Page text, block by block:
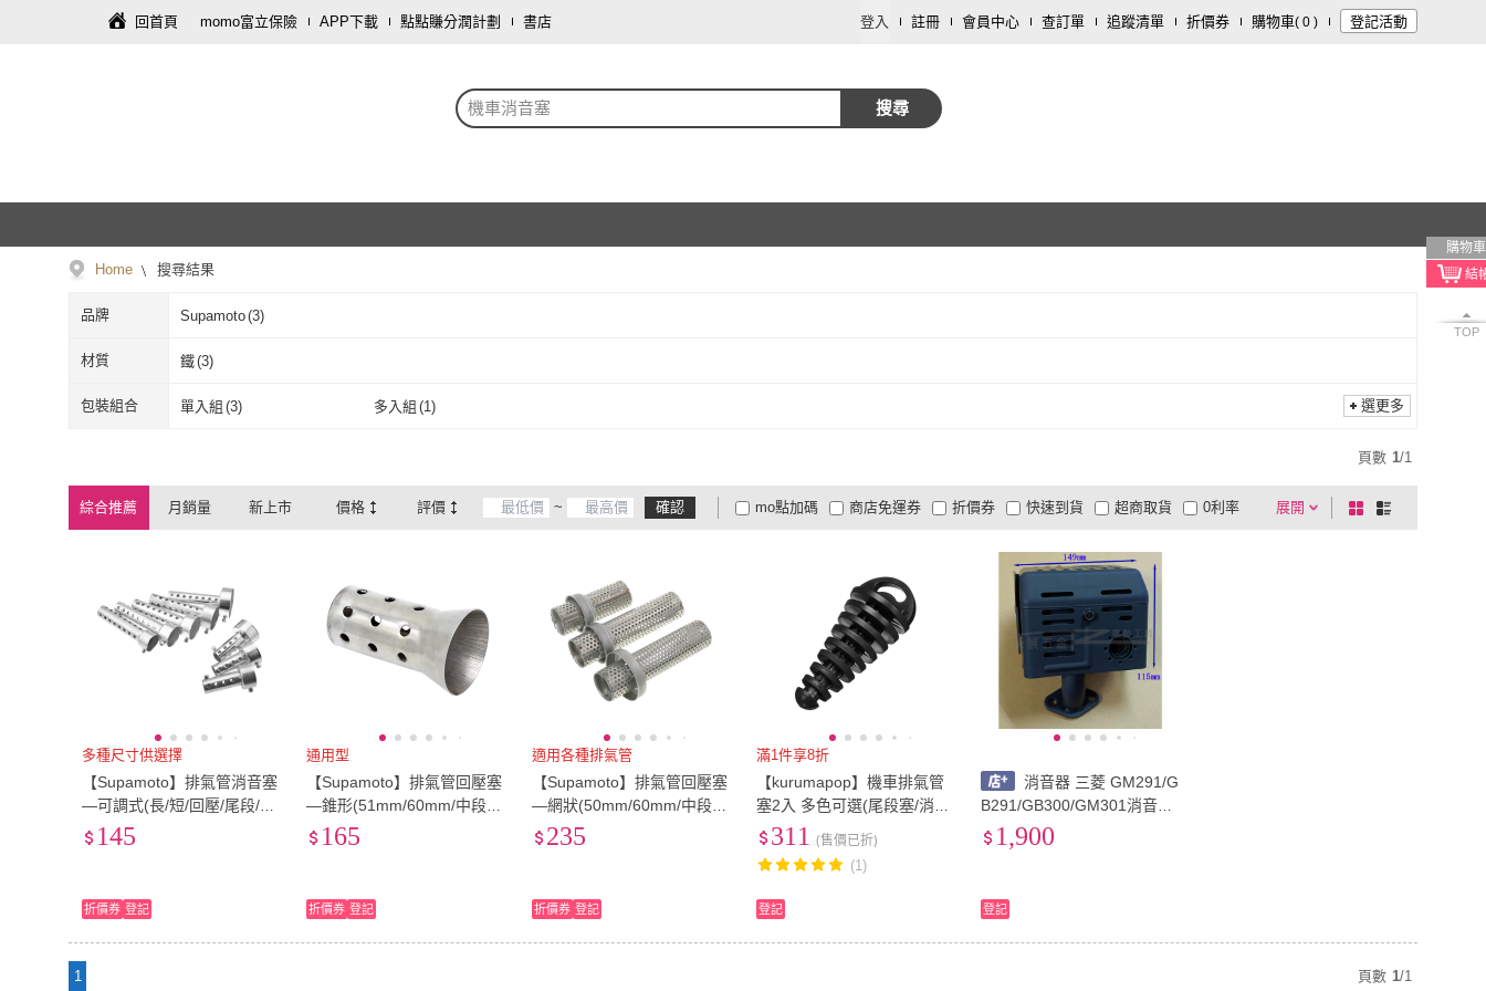
回首頁 momo富立保險 APP下載 點點賺分潤計劃 書店 登入 註冊 會員中心 查訂單 追蹤清單 折價券 購物車( 0 ) 登記活動
機車消音塞 搜尋
購物車
TOP
Home 搜尋結果
品牌 Supamoto(3)
Supamoto
材質 鐵(3)
鐵(3)
包裝組合 單入組 (3) 多入組 (1) 選更多
頁數 1/1
綜合推薦 月銷量 新上市 價格 評價 ~ 確認 展開
折價券
有影片
商品有量 電視購物
mo點加碼 快速到貨 超商取貨
大家電安心配
大家電快配
商店免運券 0利率
貨到付款 超商付款
5
及以上 1 及以上
棋
盤
列
多種尺寸供選擇
【Supamoto】排氣管消音塞
—可調式(長/短/回壓/尾段/消
音/35/42/45/48/60)
145
折價券 登記
通用型
【Supamoto】排氣管回壓塞
—錐形(51mm/60mm/中段/
尾段/回壓芯/消音塞/消音)
165
折價券 登記
適用各種排氣管
【Supamoto】排氣管回壓塞
—網狀(50mm/60mm/中段/
尾段/回壓芯/消音塞/消音)
235
折價券 登記
滿1件享8折
【kurumapop】機車排氣管
塞2入 多色可選(尾段塞/消聲
器塞子/防塵塞/堵頭塞)
311 (售價已折)
(1)
登記
消音器 三菱 GM291/G
B291/GB300/GM301消音器
三菱引擎消音器 排氣管 汽油
引擎消音器
1,900
登記
1 頁數 1/1